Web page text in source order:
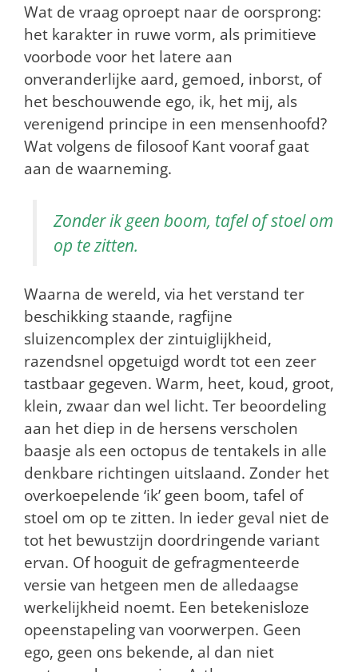
Wat de vraag oproept naar de oorsprong:
het karakter in ruwe vorm, als primitieve
voorbode voor het latere aan
onveranderlijke aard, gemoed, inborst, of
het beschouwende ego, ik, het mij, als
verenigend principe in een mensenhoofd?
Wat volgens de filosoof Kant vooraf gaat
aan de waarneming.
Zonder ik geen boom, tafel of stoel om
op te zitten.
Waarna de wereld, via het verstand ter
beschikking staande, ragfijne
sluizencomplex der zintuiglijkheid,
razendsnel opgetuigd wordt tot een zeer
tastbaar gegeven. Warm, heet, koud, groot,
klein, zwaar dan wel licht. Ter beoordeling
aan het diep in de hersens verscholen
baasje als een octopus de tentakels in alle
denkbare richtingen uitslaand. Zonder het
overkoepelende ‘ik’ geen boom, tafel of
stoel om op te zitten. In ieder geval niet de
tot het bewustzijn doordringende variant
ervan. Of hooguit de gefragmenteerde
versie van hetgeen men de alledaagse
werkelijkheid noemt. Een betekenisloze
opeenstapeling van voorwerpen. Geen
ego, geen ons bekende, al dan niet